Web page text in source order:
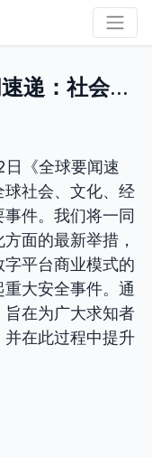
2026年5月12日全球要闻速递：社会议题、文化传承、数字经济与国际安全
《全球要闻速
社会、文化、经
件。我们将一同
面的最新举措，
平台商业模式的
大安全事件。通
在为广大求知者
在此过程中提升